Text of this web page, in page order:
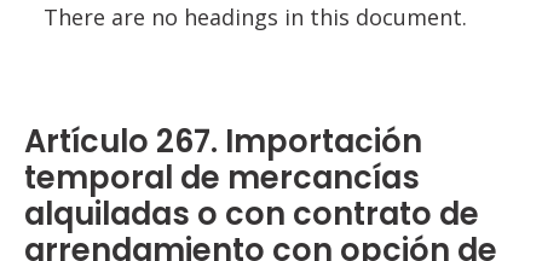
There are no headings in this document.
Artículo 267. Importación
temporal de mercancías
alquiladas o con contrato de
arrendamiento con opción de